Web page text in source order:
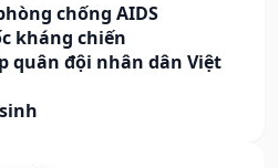
chống AIDS
kháng chiến
quân đội nhân dân Việt